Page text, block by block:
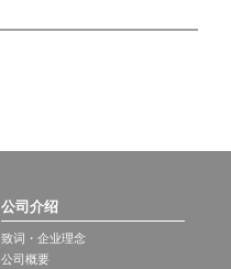
公司介绍
致词・企业理念
公司概要